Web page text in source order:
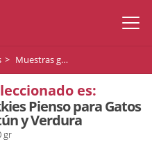
Muestras gratis de Brekkies Pienso para Gatos con Salmón Atún y Verdura
es:
Pienso para Gatos
y Verdura
gr